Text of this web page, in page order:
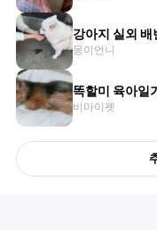
강아지 실외
몽이언니
똑할미 육아일
비마이펫